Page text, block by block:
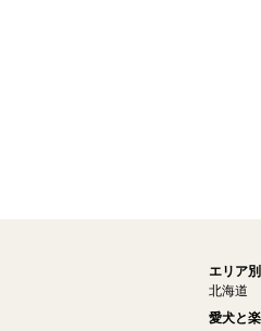
エリア
北海道
愛犬と